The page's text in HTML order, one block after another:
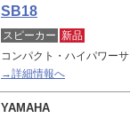
SB18
スピーカー 新品
コンパクト・ハイパワー
→詳細情報へ
YAMAHA